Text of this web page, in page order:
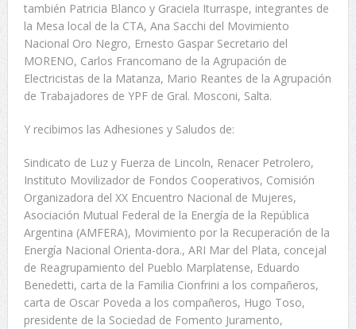
también Patricia Blanco y Graciela Iturraspe, integrantes de
la Mesa local de la CTA, Ana Sacchi del Movimiento
Nacional Oro Negro, Ernesto Gaspar Secretario del
MORENO, Carlos Francomano de la Agrupación de
Electricistas de la Matanza, Mario Reantes de la Agrupación
de Trabajadores de YPF de Gral. Mosconi, Salta.
Y recibimos las Adhesiones y Saludos de:
Sindicato de Luz y Fuerza de Lincoln, Renacer Petrolero,
Instituto Movilizador de Fondos Cooperativos, Comisión
Organizadora del XX Encuentro Nacional de Mujeres,
Asociación Mutual Federal de la Energía de la República
Argentina (AMFERA), Movimiento por la Recuperación de la
Energía Nacional Orienta-dora., ARI Mar del Plata, concejal
de Reagrupamiento del Pueblo Marplatense, Eduardo
Benedetti, carta de la Familia Cionfrini a los compañeros,
carta de Oscar Poveda a los compañeros, Hugo Toso,
presidente de la Sociedad de Fomento Juramento,